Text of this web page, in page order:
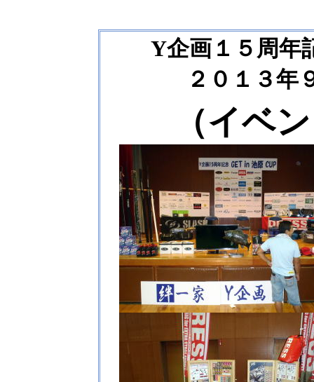
Y企画１５周
２０１３年
（イベ